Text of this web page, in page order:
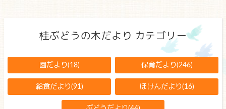
桂ぶどうの木だより カテゴリー
園だより(18) 保育だより(246)
給食だより(91) ほけんだより(16)